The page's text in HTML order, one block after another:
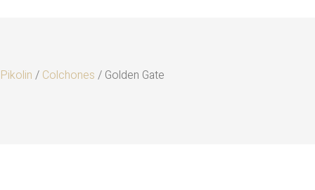
Pikolin / Colchones / Golden Gate